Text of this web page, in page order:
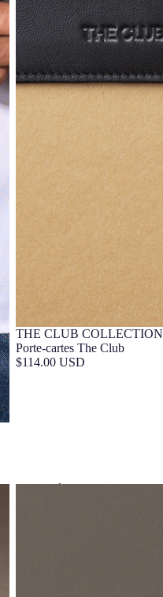
CUIR
Barça Exclusif
THE CLUB COLLECTION
Porte-cartes The Club
$114.00 USD